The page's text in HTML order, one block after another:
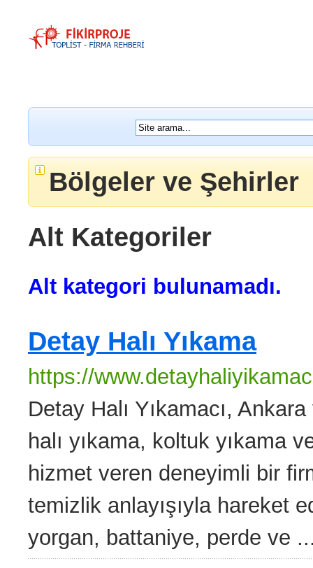
Bölgeler ve Şehirler
Alt Kategoriler
Alt kategori bulunamadı.
Detay Halı Yıkama
https://
Detay Halı Yıkamacı,
halı yıkama, koltuk yıkama
hizmet veren deneyimli bir
temizlik anlayışıyla hareket
yorgan, battaniye, perde ve